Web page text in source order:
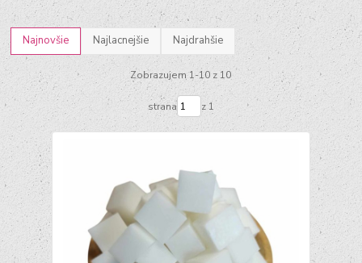
Najnovšie Najlacnejšie Najdrahšie
Zobrazujem 1-10 z 10
strana z 1